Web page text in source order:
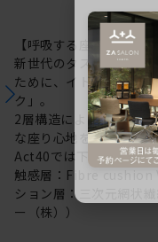
【呼吸する座面：レス
新世代のタスクチェア
ために、イトーキが新
ク」。
2層構造により“呼吸す
な座り心地を実現しま
Act40では下記素材を採
触感層：Fibre cushion
ション層：三次元網状
ー（株））